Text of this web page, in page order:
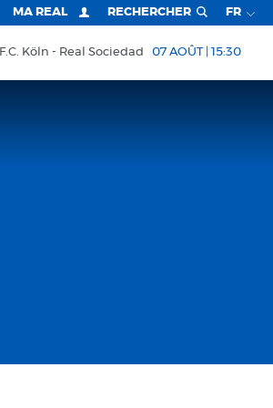
MA REAL RECHERCHER FR
F.C. Köln Real Sociedad 07 AOÛT | 15:30